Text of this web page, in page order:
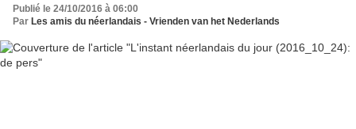
Publié le 24/10/2016 à 06:00
Par Les amis du néerlandais - Vrienden van het Nederlands